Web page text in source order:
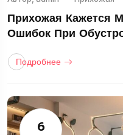
Прихожая Кажется
Ошибок При
Подробнее
6